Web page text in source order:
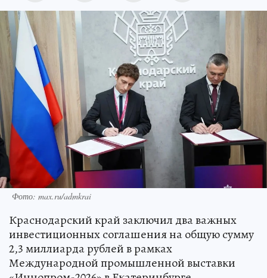
Фото: max.ru/admkrai
Краснодарский край заключил два важных
инвестиционных соглашения на общую сумму
2,3 миллиарда рублей в рамках
Международной промышленной выставки